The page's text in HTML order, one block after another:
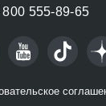
800 555-89-65